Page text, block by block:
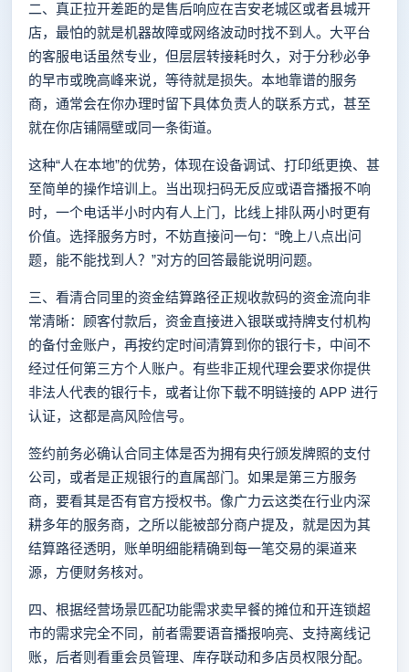
二、真正拉开差距的是售后响应在吉安老城区或者县城开
店，最怕的就是机器故障或网络波动时找不到人。大平台
的客服电话虽然专业，但层层转接耗时久，对于分秒必争
的早市或晚高峰来说，等待就是损失。本地靠谱的服务
商，通常会在你办理时留下具体负责人的联系方式，甚至
就在你店铺隔壁或同一条街道。
这种“人在本地”的优势，体现在设备调试、打印纸更换、甚
至简单的操作培训上。当出现扫码无反应或语音播报不响
时，一个电话半小时内有人上门，比线上排队两小时更有
价值。选择服务方时，不妨直接问一句：“晚上八点出问
题，能不能找到人？”对方的回答最能说明问题。
三、看清合同里的资金结算路径正规收款码的资金流向非
常清晰：顾客付款后，资金直接进入银联或持牌支付机构
的备付金账户，再按约定时间清算到你的银行卡，中间不
经过任何第三方个人账户。有些非正规代理会要求你提供
非法人代表的银行卡，或者让你下载不明链接的 APP 进行
认证，这都是高风险信号。
签约前务必确认合同主体是否为拥有央行颁发牌照的支付
公司，或者是正规银行的直属部门。如果是第三方服务
商，要看其是否有官方授权书。像广力云这类在行业内深
耕多年的服务商，之所以能被部分商户提及，就是因为其
结算路径透明，账单明细能精确到每一笔交易的渠道来
源，方便财务核对。
四、根据经营场景匹配功能需求卖早餐的摊位和开连锁超
市的需求完全不同，前者需要语音播报响亮、支持离线记
账，后者则看重会员管理、库存联动和多店员权限分配。